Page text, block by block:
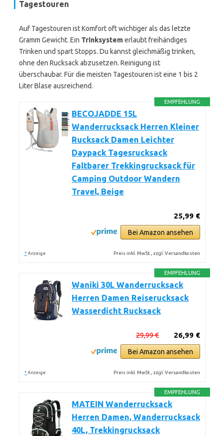
Tagestouren
Auf Tagestouren ist Komfort oft wichtiger als das letzte
Gramm Gewicht. Ein Trinksystemerlaubt freihändiges
Trinken und spart Stopps. Du kannst gleichmäßig trinken,
ohne den Rucksack abzusetzen. Reinigung ist
überschaubar. Für die meisten Tagestouren ist eine 1 bis 2
Liter Blase ausreichend.
EMPFEHLUNG
BECOJADDE 15L
Wanderrucksack Herren Kleiner
Rucksack Damen Leichter
Daypack Tagesrucksack
Faltbarer Trekkingrucksack für
Camping Outdoor Wandern
Travel, Beige
25,99 €
Bei Amazon ansehen
* Anzeige Preis inkl. MwSt., zzgl. Versandkosten
EMPFEHLUNG
Waniki 30L Wanderrucksack
Herren Damen Reiserucksack
Wasserdicht Rucksack
26,99 €
29,99 €
Bei Amazon ansehen
* Anzeige Preis inkl. MwSt., zzgl. Versandkosten
EMPFEHLUNG
MATEIN Wanderrucksack
Herren Damen, Wanderrucksack
40L, Trekkingrucksack